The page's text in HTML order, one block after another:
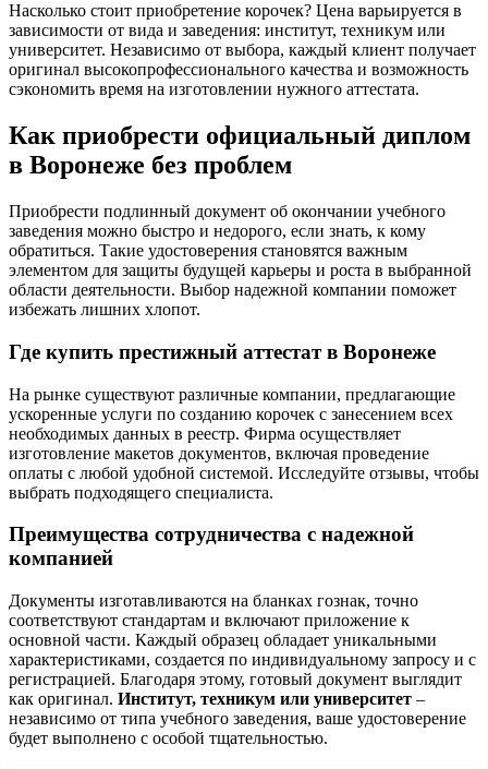
Насколько стоит приобретение корочек? Цена варьируется в
зависимости от вида и заведения: институт, техникум или
университет. Независимо от выбора, каждый клиент получает
оригинал высокопрофессионального качества и возможность
сэкономить время на изготовлении нужного аттестата.
Как приобрести официальный диплом
в Воронеже без проблем
Приобрести подлинный документ об окончании учебного
заведения можно быстро и недорого, если знать, к кому
обратиться. Такие удостоверения становятся важным
элементом для защиты будущей карьеры и роста в выбранной
области деятельности. Выбор надежной компании поможет
избежать лишних хлопот.
Где купить престижный аттестат в Воронеже
На рынке существуют различные компании, предлагающие
ускоренные услуги по созданию корочек с занесением всех
необходимых данных в реестр. Фирма осуществляет
изготовление макетов документов, включая проведение
оплаты с любой удобной системой. Исследуйте отзывы, чтобы
выбрать подходящего специалиста.
Преимущества сотрудничества с надежной
компанией
Документы изготавливаются на бланках гознак, точно
соответствуют стандартам и включают приложение к
основной части. Каждый образец обладает уникальными
характеристиками, создается по индивидуальному запросу и с
регистрацией. Благодаря этому, готовый документ выглядит
как оригинал. Институт, техникум или университет –
независимо от типа учебного заведения, ваше удостоверение
будет выполнено с особой тщательностью.